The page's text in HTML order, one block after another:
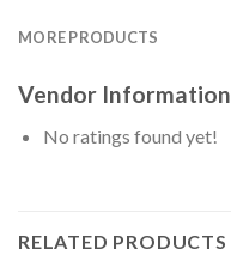
MORE PRODUCTS
Vendor Information
No ratings found yet!
RELATED PRODUCTS